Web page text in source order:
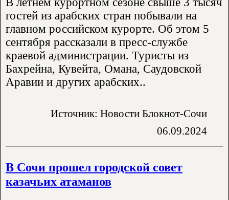
гостей из арабских стран побывали на
главном российском курорте. Об этом 5
сентября рассказали в пресс-службе
краевой администрации. Туристы из
Бахрейна, Кувейта, Омана, Саудовской
Аравии и других арабских..
Источник: Новости Блокнот-Сочи
06.09.2024
В Сочи прошел городской совет
казачьих атаманов